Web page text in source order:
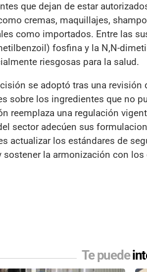
que dejan de estar
cremas, maquillajes,
como importados. Entre las
fosfina y la N,N-
riesgosas para la salud.
se adoptó tras una revisión
sobre los ingredientes que no
reemplaza una regulación
sector adecúen sus
actualizar los estándares de
la armonización con
Te puede